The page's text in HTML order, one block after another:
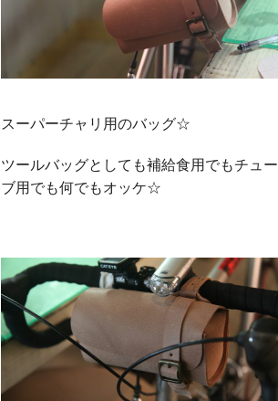
スーパーチャリ用のバッグ☆
ツールバッグとしても補給食用でもチュー
ブ用でも何でもオッケ☆